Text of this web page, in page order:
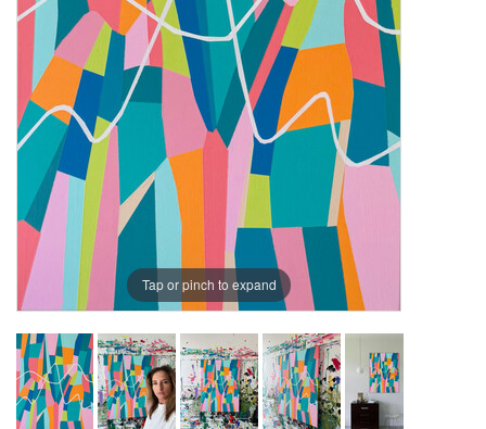
Tap or pinch to expand